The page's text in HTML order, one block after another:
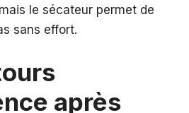
le sécateur permet de
sans effort.
après